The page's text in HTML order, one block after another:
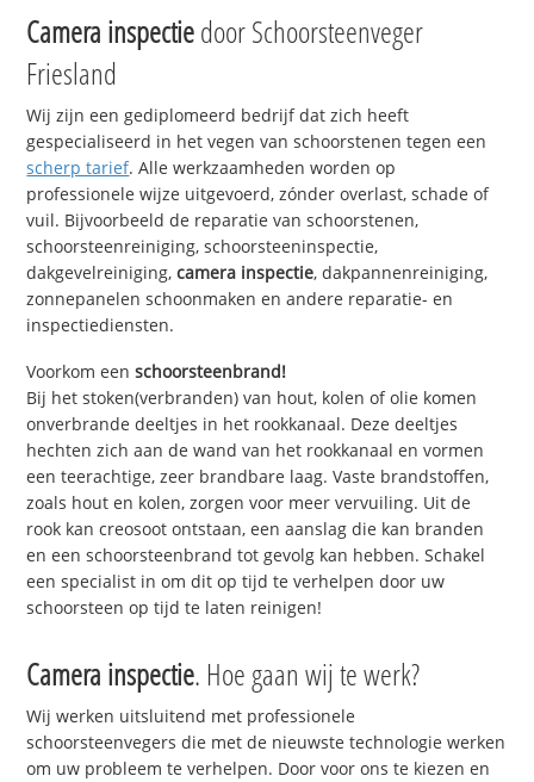
Camera inspectiedoor Schoorsteenveger
Friesland
Wij zijn een gediplomeerd bedrijf dat zich heeft
gespecialiseerd in het vegen van schoorstenen tegen een
scherp tarief. Alle werkzaamheden worden op
professionele wijze uitgevoerd, zónder overlast, schade of
vuil. Bijvoorbeeld de reparatie van schoorstenen,
schoorsteenreiniging, schoorsteeninspectie,
dakgevelreiniging,camera inspectie, dakpannenreiniging,
zonnepanelen schoonmaken en andere reparatie- en
inspectiediensten.
Voorkom eenschoorsteenbrand!
Bij het stoken(verbranden) van hout, kolen of olie komen
onverbrande deeltjes in het rookkanaal. Deze deeltjes
hechten zich aan de wand van het rookkanaal en vormen
een teerachtige, zeer brandbare laag. Vaste brandstoffen,
zoals hout en kolen, zorgen voor meer vervuiling. Uit de
rook kan creosoot ontstaan, een aanslag die kan branden
en een schoorsteenbrand tot gevolg kan hebben. Schakel
een specialist in om dit op tijd te verhelpen door uw
schoorsteen op tijd te laten reinigen!
Camera inspectie. Hoe gaan wij te werk?
Wij werken uitsluitend met professionele
schoorsteenvegers die met de nieuwste technologie werken
om uw probleem te verhelpen. Door voor ons te kiezen en